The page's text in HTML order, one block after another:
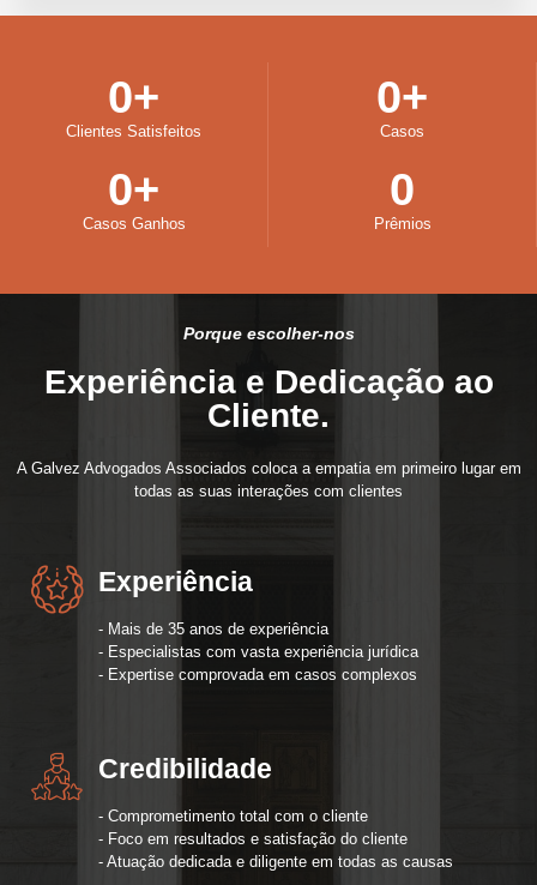
0+
Clientes Satisfeitos
0+
Casos
0+
Casos Ganhos
0
Prêmios
Porque escolher-nos
Experiência e Dedicação ao
Cliente.
A Galvez Advogados Associados coloca a empatia em primeiro lugar em
todas as suas interações com clientes
Experiência
- Mais de 35 anos de experiência
- Especialistas com vasta experiência jurídica
- Expertise comprovada em casos complexos
Credibilidade
- Comprometimento total com o cliente
- Foco em resultados e satisfação do cliente
- Atuação dedicada e diligente em todas as causas